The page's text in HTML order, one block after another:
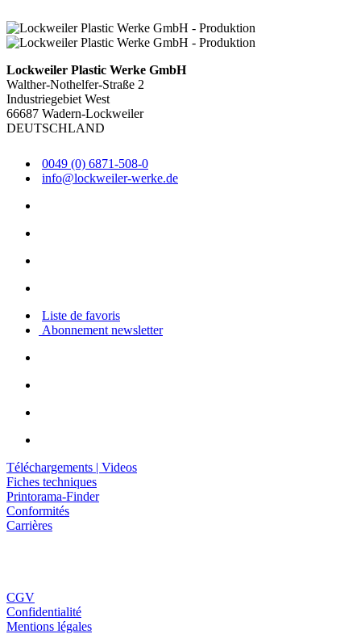
Lockweiler Plastic Werke GmbH
Walther-Nothelfer-Straße 2
Industriegebiet West
66687 Wadern-Lockweiler
DEUTSCHLAND
0049 (0) 6871-508-0
info@lockweiler-werke.de
Liste de favoris
Abonnement newsletter
Téléchargements | Videos
Fiches techniques
Printorama-Finder
Conformités
Carrières
CGV
Confidentialité
Mentions légales